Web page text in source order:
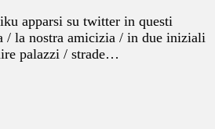
apparsi su twitter in questi
/ la nostra amicizia / in due iniziali
palazzi / strade…